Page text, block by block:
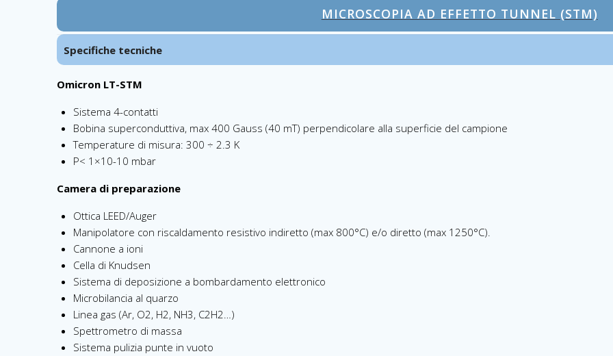
MICROSCOPIA AD EFFETTO TUNNEL (STM)
Specifiche tecniche
Omicron LT-STM
Sistema 4-contatti
Bobina superconduttiva, max 400 Gauss (40 mT) perpendicolare alla superficie del campione
Temperature di misura: 300 ÷ 2.3 K
P< 1×10-10 mbar
Camera di preparazione
Ottica LEED/Auger
Manipolatore con riscaldamento resistivo indiretto (max 800°C) e/o diretto (max 1250°C).
Cannone a ioni
Cella di Knudsen
Sistema di deposizione a bombardamento elettronico
Microbilancia al quarzo
Linea gas (Ar, O2, H2, NH3, C2H2…)
Spettrometro di massa
Sistema pulizia punte in vuoto